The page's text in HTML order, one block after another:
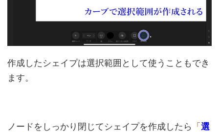
作成したシェイプは選択範囲として使うこともでき
ます。
ノードをしっかり閉じてシェイプを作成したら「 選